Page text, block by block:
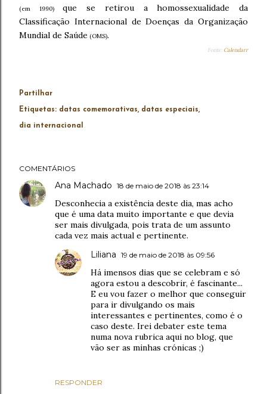
(em 1990)que se retirou a homossexualidade da
Classificação Internacional de Doenças da Organização
Mundial de Saúde (OMS).
Fonte: Calendarr
Partilhar
Etiquetas: datas comemorativas datas especiais
dia internacional
COMENTÁRIOS
Ana Machado 18 de maio de 2018 às 23:14
Desconhecia a existência deste dia, mas acho
que é uma data muito importante e que devia
ser mais divulgada, pois trata de um assunto
cada vez mais actual e pertinente.
RESPONDER
Liliana 19 de maio de 2018 às 09:56
Há imensos dias que se celebram e só
agora estou a descobrir, é fascinante...
E eu vou fazer o melhor que conseguir
para ir divulgando os mais
interessantes e pertinentes, como é o
caso deste. Irei debater este tema
numa nova rubrica aqui no blog, que
vão ser as minhas crónicas ;)